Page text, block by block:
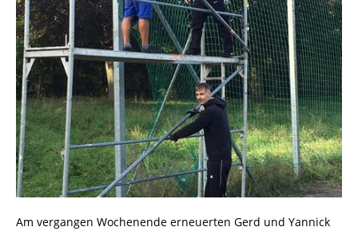
Am vergangen Wochenende erneuerten Gerd und Yannick